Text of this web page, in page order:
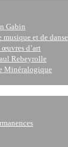
Gabin
et de danse
œuvres d’art
Rebeyrolle
Minéralogique